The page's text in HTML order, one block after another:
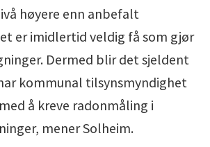
høyere enn anbefalt
er imidlertid veldig få som gjør
Dermed blir det sjeldent
kommunal tilsynsmyndighet
å kreve radonmåling i
mener Solheim.